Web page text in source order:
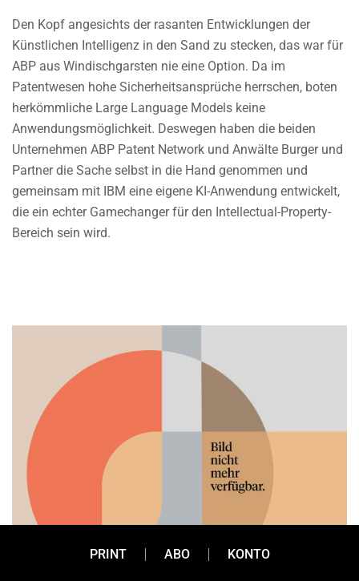
Den Kopf angesichts der rasanten Entwicklungen der
Künstlichen Intelligenz in den Sand zu stecken, das war für
ABP aus Windischgarsten nie eine Option. Da im
Patentwesen hohe Sicherheitsansprüche herrschen, boten
herkömmliche Large Language Models keine
Anwendungsmöglichkeit. Deswegen haben die beiden
Unternehmen ABP Patent Network und Anwälte Burger und
Partner die Sache selbst in die Hand genommen und
gemeinsam mit IBM eine eigene KI-Anwendung entwickelt,
die ein echter Gamechanger für den Intellectual-Property-
Bereich sein wird.
PRINT ABO KONTO